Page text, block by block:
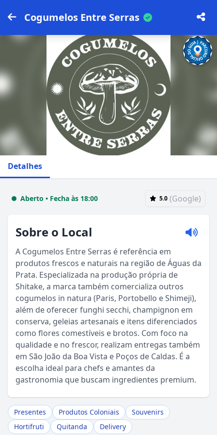
Cogumelos Entre Serras
Detalhes
Aberto • Fecha às 18:00 5.0 (Google)
Sobre o Local
A Cogumelos Entre Serras é referência em
produtos frescos e naturais na região de Águas da
Prata. Especializada na produção própria de
Shitake, a marca também comercializa outros
cogumelos in natura (Paris, Portobello e Shimeji),
além de oferecer funghi secchi, champignon em
conserva, geleias artesanais e itens diferenciados
como flores comestíveis e brotos. Com foco na
qualidade e no frescor, realizam entregas também
em São João da Boa Vista e Poços de Caldas. É a
escolha ideal para chefs e amantes da
gastronomia que buscam ingredientes premium.
Presentes Produtos Coloniais
Souvenirs
Hortifruti
Quitanda Delivery
Sou Turista em Águas da Prata
Sou Morador